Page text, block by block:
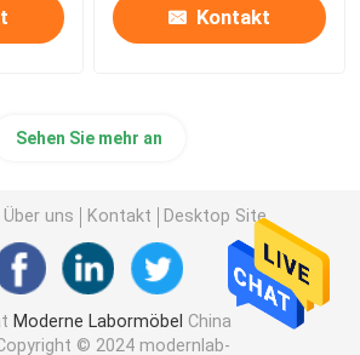
Kontakt
Sehen Sie mehr an
Über uns Kontakt Desktop Site
Moderne Labormöbel China
© 2024 modernlab-